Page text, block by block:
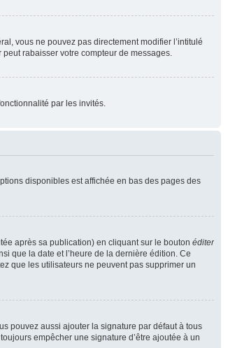
vous ne pouvez pas directement modifier l’intitulé
rabaisser votre compteur de messages.
par les invités.
disponibles est affichée en bas des pages des
après sa publication) en cliquant sur le bouton éditer
que la date et l’heure de la dernière édition. Ce
que les utilisateurs ne peuvent pas supprimer un
pouvez aussi ajouter la signature par défaut à tous
empêcher une signature d’être ajoutée à un